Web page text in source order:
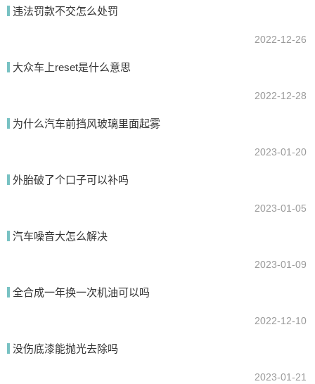
违法罚款不交怎么处罚
2022-12-26
大众车上reset是什么意思
2022-12-28
为什么汽车前挡风玻璃里面起雾
2023-01-20
外胎破了个口子可以补吗
2023-01-05
汽车噪音大怎么解决
2023-01-09
全合成一年换一次机油可以吗
2022-12-10
没伤底漆能抛光去除吗
2023-01-21